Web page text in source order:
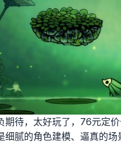
期待，太好玩了，76元定
细腻的角色建模、逼真的